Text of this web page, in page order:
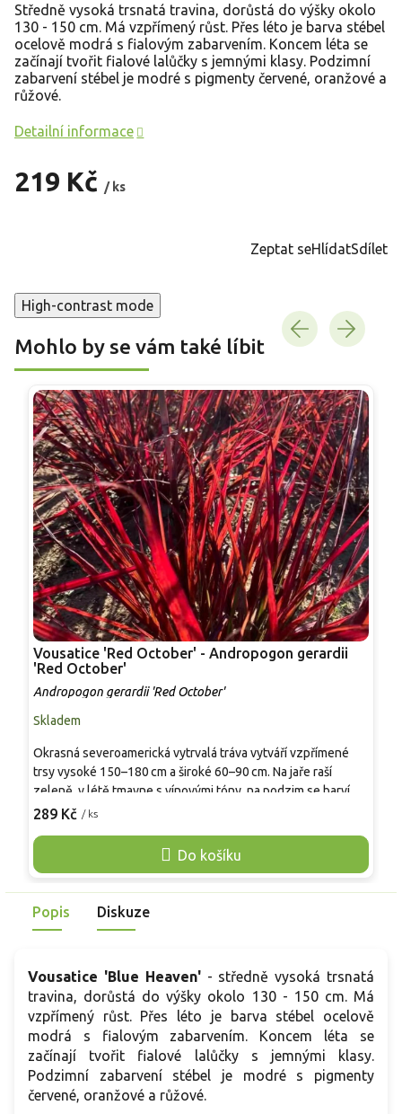
219 Kč / ks
Středně vysoká trsnatá travina, dorůstá do výšky okolo
130 - 150 cm. Má vzpřímený růst. Přes léto je barva stébel
ocelově modrá s fialovým zabarvením. Koncem léta se
začínají tvořit fialové lalůčky s jemnými klasy. Podzimní
zabarvení stébel je modré s pigmenty červené, oranžové a
růžové.
Detailní informace
Zeptat seHlídatSdílet
High-contrast mode
Mohlo by se vám také líbit
Vousatice 'Red October' - Andropogon gerardii
'Red October'
Andropogon gerardii 'Red October'
Skladem
289 Kč / ks
Do košíku
Okrasná severoamerická vytrvalá tráva vytváří vzpřímené
trsy vysoké 150–180 cm a široké 60–90 cm. Na jaře raší
zeleně, v létě tmavne s vínovými tóny, na podzim se barví do
sytě červené a fialové. V druhé polovině léta kvete stříbřitě
odolná vůči suchu, horku i mrazu, vhodná do trvalkových
záhonů i solitérně.
Popis Diskuze
Vousatice 'Blue Heaven'- středně vysoká trsnatá
travina, dorůstá do výšky okolo 130 - 150 cm. Má
vzpřímený růst. Přes léto je barva stébel ocelově
modrá s fialovým zabarvením. Koncem léta se
začínají tvořit fialové lalůčky s jemnými klasy.
Podzimní zabarvení stébel je modré s pigmenty
červené, oranžové a růžové.